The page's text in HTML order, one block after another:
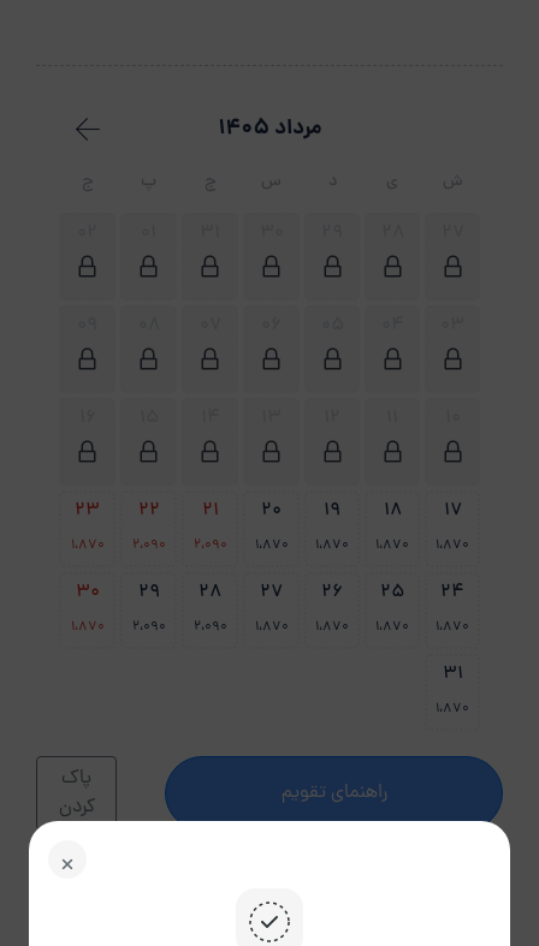
مرداد 1405
ش ی د س چ پ ج
17
1،870
18
1،870
19
1،870
20
1،870
21
2،090
22
2،090
23
1،870
24
1،870
25
1،870
26
1،870
27
1،870
28
2،090
29
2،090
30
1،870
31
1،870
راهنمای تقویم
پاک
کردن